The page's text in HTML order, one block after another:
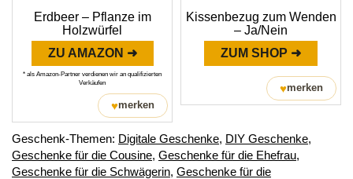
Erdbeer – Pflanze im
Holzwürfel
ZU AMAZON ➜
* als Amazon-Partner verdienen wir an qualifizierten
Verkäufen
♥merken
Kissenbezug zum Wenden
– Ja/Nein
ZUM SHOP ➜
♥merken
Geschenk-Themen: Digitale Geschenke, DIY Geschenke,
Geschenke für die Cousine, Geschenke für die Ehefrau,
Geschenke für die Schwägerin, Geschenke für die